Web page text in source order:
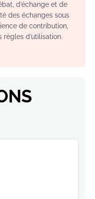
d’échange et de
des échanges sous
de contribution,
règles d’utilisation.